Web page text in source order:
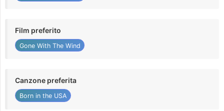
Film preferito
Gone With The Wind
Canzone preferita
Born in the USA